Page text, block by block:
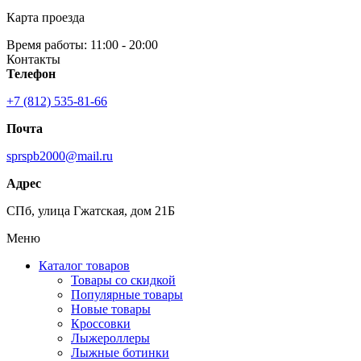
Карта проезда
Время работы: 11:00 - 20:00
Контакты
Телефон
+7 (812) 535-81-66
Почта
sprspb2000@mail.ru
Адрес
СПб, улица Гжатская, дом 21Б
Меню
Каталог товаров
Товары со скидкой
Популярные товары
Новые товары
Кроссовки
Лыжероллеры
Лыжные ботинки